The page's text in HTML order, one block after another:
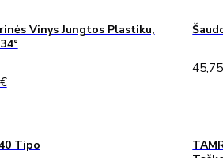
Vinys Jungtos Plastiku,
€Price
27,50 €
Tipo